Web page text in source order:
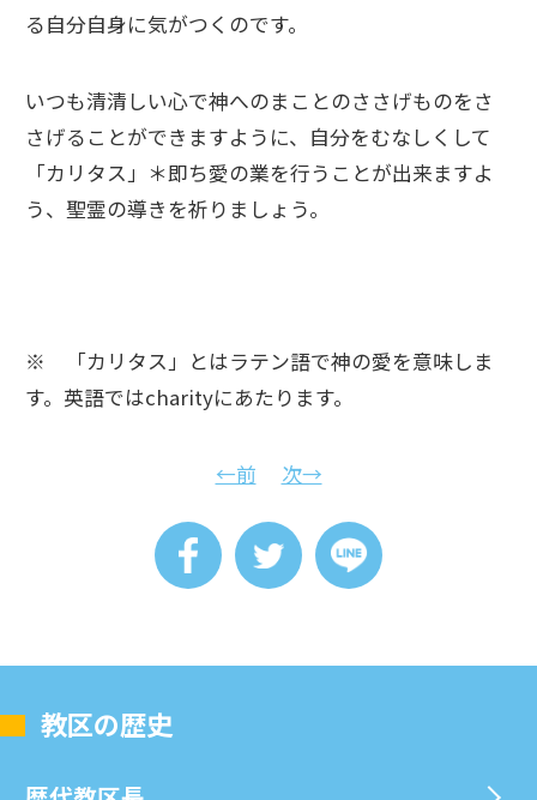
る自分自身に気がつくのです。
いつも清清しい心で神へのまことのささげものをさ
さげることができますように、自分をむなしくして
「カリタス」＊即ち愛の業を行うことが出来ますよ
う、聖霊の導きを祈りましょう。
※ 「カリタス」とはラテン語で神の愛を意味しま
す。英語ではcharityにあたります。
←前 次→
教区の歴史